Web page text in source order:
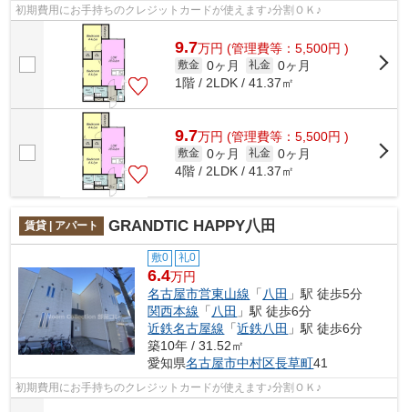
初期費用にお手持ちのクレジットカードが使えます♪分割ＯＫ♪
9.7万円 (管理費等：5,500円 )
敷金 0ヶ月 礼金 0ヶ月
1階 / 2LDK / 41.37㎡
9.7万円 (管理費等：5,500円 )
敷金 0ヶ月 礼金 0ヶ月
4階 / 2LDK / 41.37㎡
賃貸 | アパート GRANDTIC HAPPY八田
敷0 礼0
6.4万円
名古屋市営東山線 「 八田 」駅 徒歩5分
関西本線 「 八田 」駅 徒歩6分
近鉄名古屋線 「近鉄八田 」駅 徒歩6分
築10年 / 31.52㎡
愛知県名古屋市中村区長草町41
初期費用にお手持ちのクレジットカードが使えます♪分割ＯＫ♪